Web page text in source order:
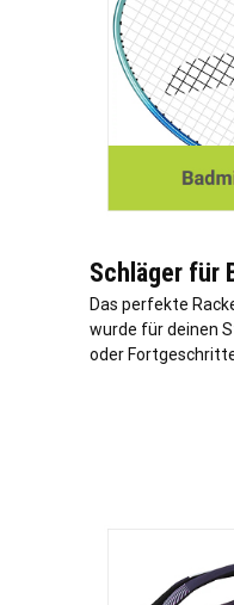
Schläger für
Das perfekte
wurde für deinen
oder